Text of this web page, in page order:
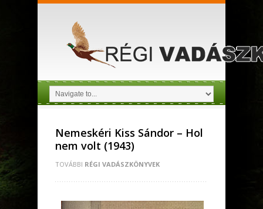
Nemeskéri Kiss Sándor – Hol
nem volt (1943)
TOVÁBBI RÉGI VADÁSZKÖNYVEK